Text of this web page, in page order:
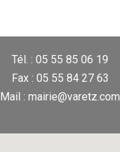
Tél. : 05 55 85 06 19
Fax : 05 55 84 27 63
Mail : mairie@varetz.com